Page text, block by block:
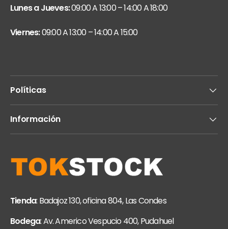
Lunes a Jueves:09:00 A 13:00 – 14:00 A 18:00
Viernes:09:00 A 13:00 – 14:00 A 15:00
Políticas
Información
Tienda: Badajoz 130, oficina 804, Las Condes
Bodega: Av. Americo Vespucio 400, Pudahuel